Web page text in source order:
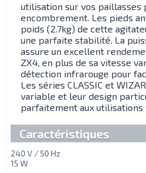
utilisation sur vos paillasses
encombrement. Les pieds
poids (2.7kg) de cette
une parfaite stabilité. La
assure un excellent
ZX4, en plus de sa vitesse
détection infrarouge pour
Les séries CLASSIC et
variable et leur design
parfaitement aux utilisations
Caractéristiques
240 V / 50 Hz
15 W